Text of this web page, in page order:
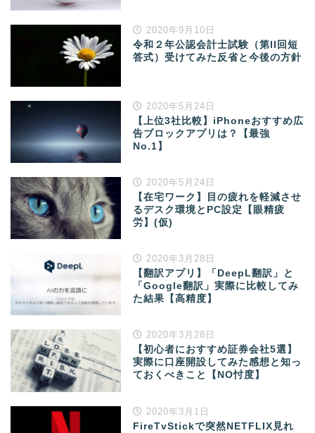
2020年9月10日
令和２年公認会計士試験（第II回短
答式）受けてみた反省と今後の方針
2020年5月24日
【上位3社比較】iPhoneおすすめ広
告ブロックアプリは？【最強
No.1】
2020年5月24日
【在宅ワーク】目の疲れを軽減させ
るデスク環境とPC設定【眼精疲
労】(仮)
2020年3月28日
【翻訳アプリ】「DeepL翻訳」と
「Google翻訳」実際に比較してみ
た結果【高精度】
2020年3月28日
【初心者におすすめ証券会社5選】
実際に口座開設してみた感想と知っ
ておくべきこと【NO忖度】
2020年3月1日
FireTvStickで突然NETFLIX見れ